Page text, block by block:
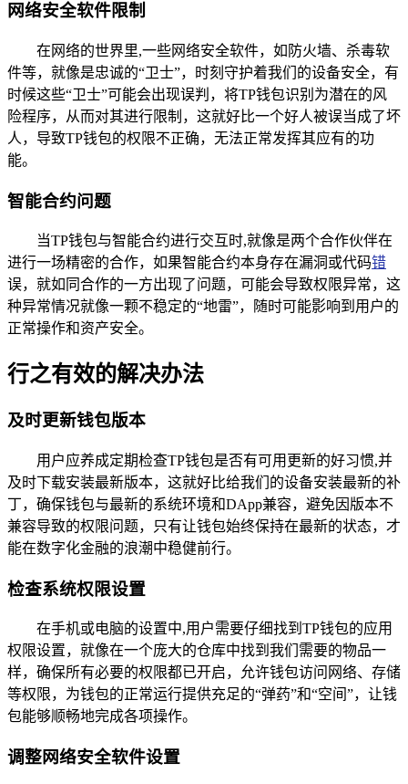
网络安全软件限制
在网络的世界里,一些网络安全软件，如防火墙、杀毒软
件等，就像是忠诚的“卫士”，时刻守护着我们的设备安全，有
时候这些“卫士”可能会出现误判，将TP钱包识别为潜在的风
险程序，从而对其进行限制，这就好比一个好人被误当成了坏
人，导致TP钱包的权限不正确，无法正常发挥其应有的功
能。
智能合约问题
当TP钱包与智能合约进行交互时,就像是两个合作伙伴在
进行一场精密的合作，如果智能合约本身存在漏洞或代码错
误，就如同合作的一方出现了问题，可能会导致权限异常，这
种异常情况就像一颗不稳定的“地雷”，随时可能影响到用户的
正常操作和资产安全。
行之有效的解决办法
及时更新钱包版本
用户应养成定期检查TP钱包是否有可用更新的好习惯,并
及时下载安装最新版本，这就好比给我们的设备安装最新的补
丁，确保钱包与最新的系统环境和DApp兼容，避免因版本不
兼容导致的权限问题，只有让钱包始终保持在最新的状态，才
能在数字化金融的浪潮中稳健前行。
检查系统权限设置
在手机或电脑的设置中,用户需要仔细找到TP钱包的应用
权限设置，就像在一个庞大的仓库中找到我们需要的物品一
样，确保所有必要的权限都已开启，允许钱包访问网络、存储
等权限，为钱包的正常运行提供充足的“弹药”和“空间”，让钱
包能够顺畅地完成各项操作。
调整网络安全软件设置